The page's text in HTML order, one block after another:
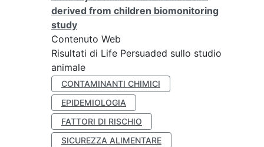
derived from children biomonitoring
study
Contenuto Web
Risultati di Life Persuaded sullo studio
animale
CONTAMINANTI CHIMICI
EPIDEMIOLOGIA
FATTORI DI RISCHIO
SICUREZZA ALIMENTARE